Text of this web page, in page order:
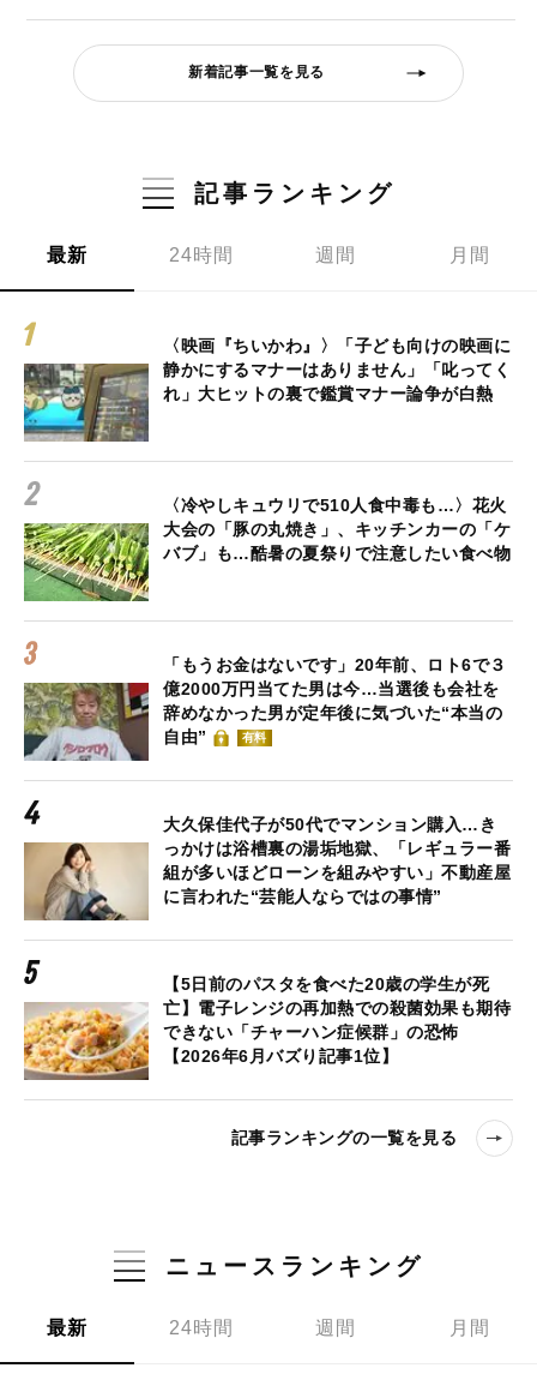
新着記事一覧を見る
記事ランキング
最新 24時間 週間 月間
〈映画『ちいかわ』〉「子ども向けの映画に
静かにするマナーはありません」「叱ってく
れ」大ヒットの裏で鑑賞マナー論争が白熱
〈冷やしキュウリで510人食中毒も…〉花火
大会の「豚の丸焼き」、キッチンカーの「ケ
バブ」も…酷暑の夏祭りで注意したい食べ物
「もうお金はないです」20年前、ロト6で３
億2000万円当てた男は今…当選後も会社を
辞めなかった男が定年後に気づいた“本当の
自由”
有料
大久保佳代子が50代でマンション購入…き
っかけは浴槽裏の湯垢地獄、「レギュラー番
組が多いほどローンを組みやすい」不動産屋
に言われた“芸能人ならではの事情”
【5日前のパスタを食べた20歳の学生が死
亡】電子レンジの再加熱での殺菌効果も期待
できない「チャーハン症候群」の恐怖
【2026年6月バズり記事1位】
記事ランキングの一覧を見る
ニュースランキング
最新 24時間 週間 月間